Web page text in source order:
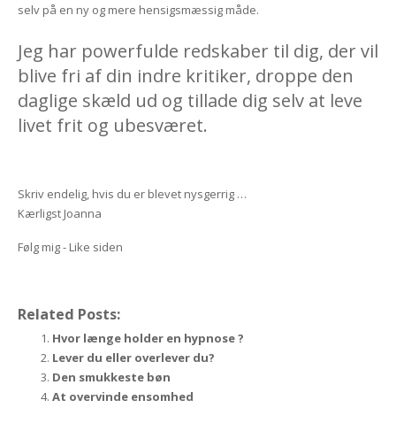
selv på en ny og mere hensigsmæssig måde.
Jeg har powerfulde redskaber til dig, der vil
blive fri af din indre kritiker, droppe den
daglige skæld ud og tillade dig selv at leve
livet frit og ubesværet.
Skriv endelig, hvis du er blevet nysgerrig …
Kærligst Joanna
Følg mig - Like siden
Related Posts:
Hvor længe holder en hypnose ?
Lever du eller overlever du?
Den smukkeste bøn
At overvinde ensomhed